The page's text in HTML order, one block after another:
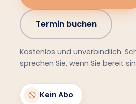
Termin buchen
Kostenlos und unverbindlich.
sprechen Sie, wenn Sie bereit
Kein Abo